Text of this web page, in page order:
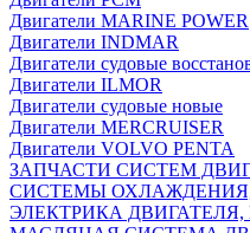
Двигатели MARINE POWER
Двигатели INDMAR
Двигатели судовые
Двигатели ILMOR
Двигатели судовые новые
Двигатели MERCRUISER
Двигатели VOLVO PENTA
ЗАПЧАСТИ СИСТЕМ
СИСТЕМЫ
ЭЛЕКТРИКА